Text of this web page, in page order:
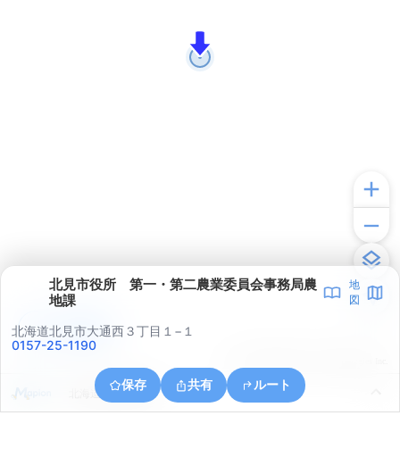
北見市役所 第一・第二農業委員会事務局農
地課
地
図
北海道北見市大通西３丁目１−１
0157-25-1190
保存 共有 ルート
北海道北見市曙町
アプリで見る